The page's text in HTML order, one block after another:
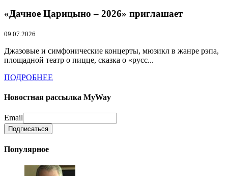
«Дачное Царицыно – 2026» приглашает
09.07.2026
Джазовые и симфонические концерты, мюзикл в жанре рэпа,
площадной театр о пицце, сказка о «русс...
ПОДРОБНЕЕ
Новостная рассылка MyWay
Email
Популярное